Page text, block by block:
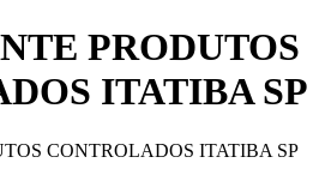
PRODUTOS
ITATIBA SP
CONTROLADOS ITATIBA SP